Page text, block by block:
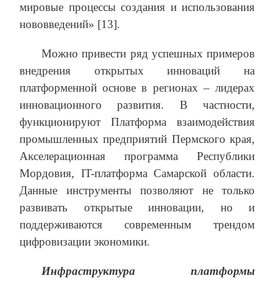
мировые процессы создания и использования
нововведений» [13].
Можно привести ряд успешных примеров
внедрения открытых инноваций на
платформенной основе в регионах – лидерах
инновационного развития. В частности,
функционируют Платформа взаимодействия
промышленных предприятий Пермского края,
Акселерационная программа Республики
Мордовия, IT-платформа Самарской области.
Данные инструменты позволяют не только
развивать открытые инновации, но и
поддерживаются современным трендом
цифровизации экономики.
Инфраструктура платформы